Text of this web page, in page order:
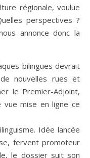
régionale, voulue
perspectives ?
annonce donc la
bilingues devrait
nouvelles rues et
le Premier-Adjoint,
vue mise en ligne ce
Idée lancée
fervent promoteur
le dossier suit son